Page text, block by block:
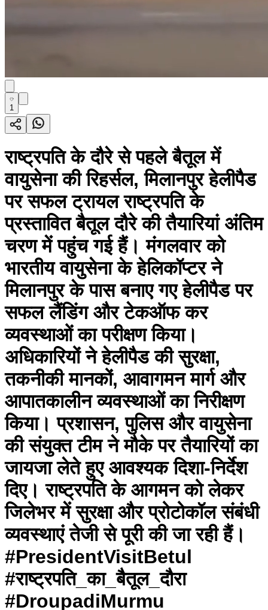
1
राष्ट्रपति के दौरे से पहले बैतूल में
वायुसेना की रिहर्सल, मिलानपुर हेलीपैड
पर सफल ट्रायल राष्ट्रपति के
प्रस्तावित बैतूल दौरे की तैयारियां अंतिम
चरण में पहुंच गई हैं। मंगलवार को
भारतीय वायुसेना के हेलिकॉप्टर ने
मिलानपुर के पास बनाए गए हेलीपैड पर
सफल लैंडिंग और टेकऑफ कर
व्यवस्थाओं का परीक्षण किया।
अधिकारियों ने हेलीपैड की सुरक्षा,
तकनीकी मानकों, आवागमन मार्ग और
आपातकालीन व्यवस्थाओं का निरीक्षण
किया। प्रशासन, पुलिस और वायुसेना
की संयुक्त टीम ने मौके पर तैयारियों का
जायजा लेते हुए आवश्यक दिशा-निर्देश
दिए। राष्ट्रपति के आगमन को लेकर
जिलेभर में सुरक्षा और प्रोटोकॉल संबंधी
व्यवस्थाएं तेजी से पूरी की जा रही हैं।
#PresidentVisitBetul
#राष्ट्रपति_का_बैतूल_दौरा
#DroupadiMurmu